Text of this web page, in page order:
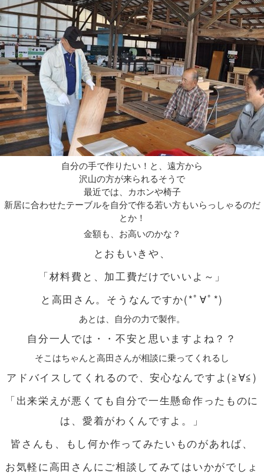
自分の手で作りたい！と、遠方から
沢山の方が来られるそうで
最近では、カホンや椅子
新居に合わせたテーブルを自分で作る若い方もいらっしゃるのだ
とか！
金額も、お高いのかな？
とおもいきや、
「材料費と、加工費だけでいいよ～」
と高田さん。そうなんですか(*ﾟ∀ﾟ*)
あとは、自分の力で製作。
自分一人では・・不安と思いますよね？？
そこはちゃんと高田さんが相談に乗ってくれるし
アドバイスしてくれるので、安心なんですよ(≧∀≦)
「出来栄えが悪くても自分で一生懸命作ったものに
は、愛着がわくんですよ。」
皆さんも、もし何か作ってみたいものがあれば、
お気軽に高田さんにご相談してみてはいかがでしょ